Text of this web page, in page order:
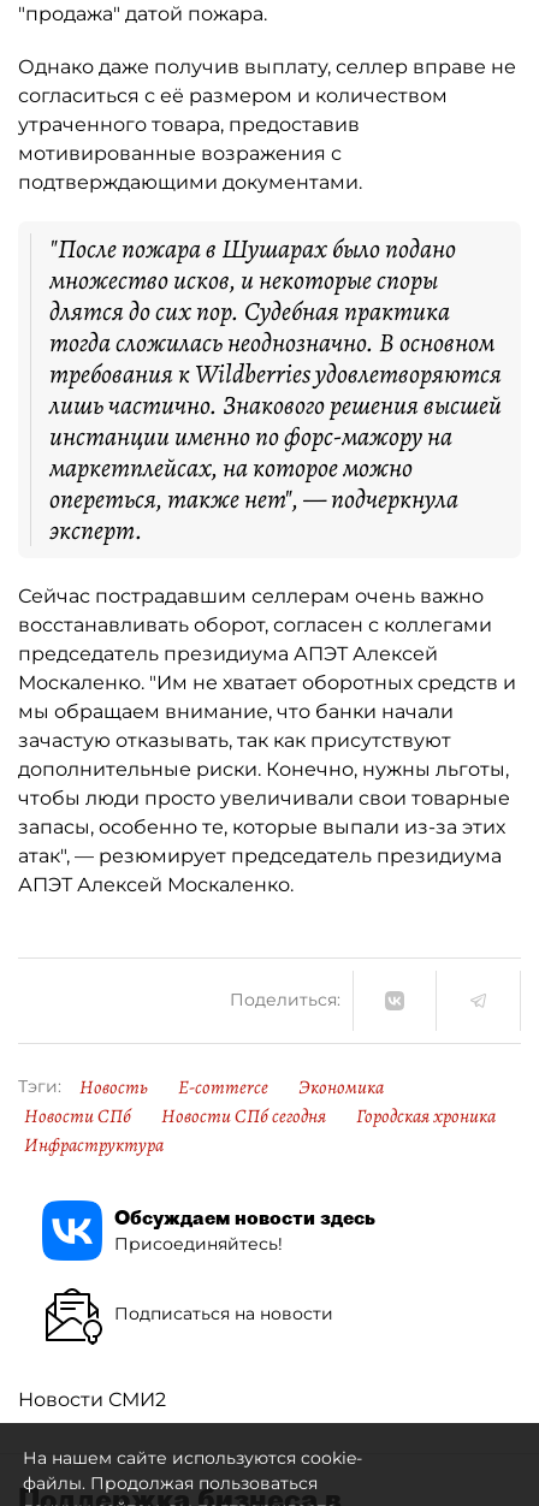
"продажа" датой пожара.
Однако даже получив выплату, селлер вправе не
согласиться с её размером и количеством
утраченного товара, предоставив
мотивированные возражения с
подтверждающими документами.
"После пожара в Шушарах было подано
множество исков, и некоторые споры
длятся до сих пор. Судебная практика
тогда сложилась неоднозначно. В основном
требования к Wildberries удовлетворяются
лишь частично. Знакового решения высшей
инстанции именно по форс-мажору на
маркетплейсах, на которое можно
опереться, также нет", — подчеркнула
эксперт.
Сейчас пострадавшим селлерам очень важно
восстанавливать оборот, согласен с коллегами
председатель президиума АПЭТ Алексей
Москаленко. "Им не хватает оборотных средств и
мы обращаем внимание, что банки начали
зачастую отказывать, так как присутствуют
дополнительные риски. Конечно, нужны льготы,
чтобы люди просто увеличивали свои товарные
запасы, особенно те, которые выпали из-за этих
атак", — резюмирует председатель президиума
АПЭТ Алексей Москаленко.
Поделиться:
Тэги: Новость E-commerce
Экономика
Новости СПб
Новости СПб сегодня
Городская хроника
Инфраструктура
Обсуждаем новости здесь
Присоединяйтесь!
Подписаться на новости
Новости СМИ2
Поддержка бизнеса в
На нашем сайте используются cookie-
файлы. Продолжая пользоваться